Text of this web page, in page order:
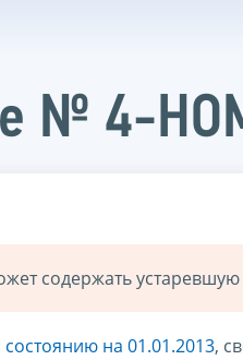
№ 4-
содержать
на 01.01.2013,